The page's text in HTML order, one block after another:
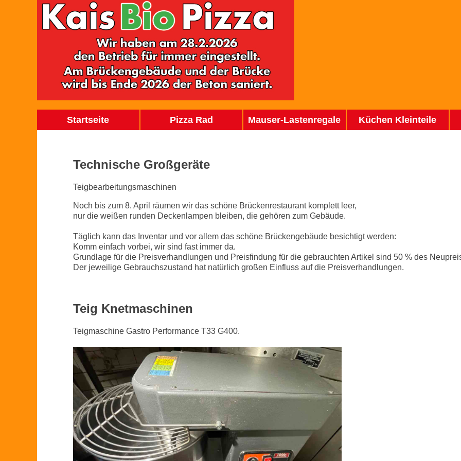
Startseite Pizza Rad Mauser-Lastenregale Küchen Kleinteile
Technische Großgeräte
Teigbearbeitungsmaschinen
Noch bis zum 8. April räumen wir das schöne Brückenrestaurant komplett leer,
nur die weißen runden Deckenlampen bleiben, die gehören zum Gebäude.
Täglich kann das Inventar und vor allem das schöne Brückengebäude besichtigt werden:
Komm einfach vorbei, wir sind fast immer da.
Grundlage für die Preisverhandlungen und Preisfindung für die gebrauchten Artikel sind 50 % des
Der jeweilige Gebrauchszustand hat natürlich großen Einfluss auf die Preisverhandlungen.
Teig Knetmaschinen
Teigmaschine Gastro Performance T33 G400.